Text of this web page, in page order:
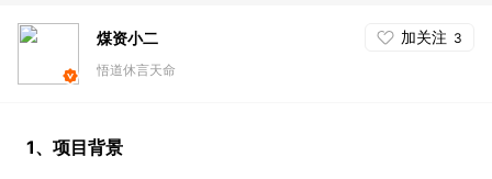
煤资小二 加关注 3
悟道休言天命
1、项目背景